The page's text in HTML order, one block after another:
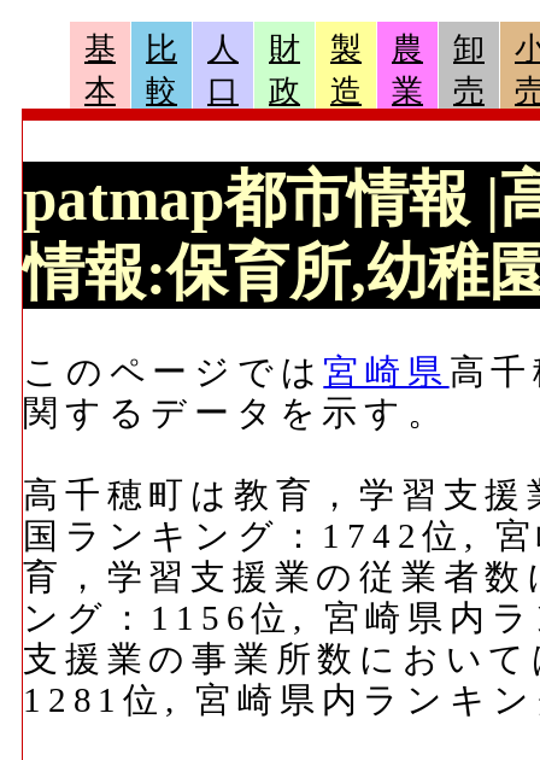
基
本
比
較
人
口
財
政
製
造
農
業
卸
売
patmap都市情報 |
情報:保育所,幼稚
このページでは 宮崎県 高
関するデータを示す。
高千穂町は教育，学習支
国ランキング：1742位,
育，学習支援業の従業者
ング：1156位, 宮崎県内
支援業の事業所数におい
1281位, 宮崎県内ランキ